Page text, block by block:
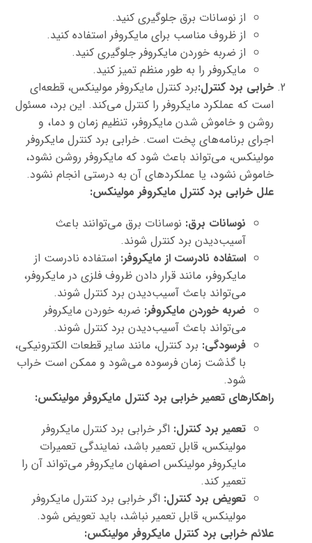
از نوسانات برق جلوگیری کنید.
از ظروف مناسب برای مایکروفر استفاده کنید.
از ضربه خوردن مایکروفر جلوگیری کنید.
مایکروفر را به طور منظم تمیز کنید.
خرابی برد کنترل:برد کنترل مایکروفر مولینکس، قطعه‌ای
است که عملکرد مایکروفر را کنترل می‌کند. این برد، مسئول
روشن و خاموش شدن مایکروفر، تنظیم زمان و دما، و
اجرای برنامه‌های پخت است. خرابی برد کنترل مایکروفر
مولینکس، می‌تواند باعث شود که مایکروفر روشن نشود،
خاموش نشود، یا عملکردهای آن به درستی انجام نشود.
علل خرابی برد کنترل مایکروفر مولینکس:
نوسانات برق: نوسانات برق می‌توانند باعث
آسیب‌دیدن برد کنترل شوند.
استفاده نادرست از مایکروفر: استفاده نادرست از
مایکروفر، مانند قرار دادن ظروف فلزی در مایکروفر،
می‌تواند باعث آسیب‌دیدن برد کنترل شوند.
ضربه خوردن مایکروفر: ضربه خوردن مایکروفر
می‌تواند باعث آسیب‌دیدن برد کنترل شوند.
فرسودگی: برد کنترل، مانند سایر قطعات الکترونیکی،
با گذشت زمان فرسوده می‌شود و ممکن است خراب
شود.
راهکارهای تعمیر خرابی برد کنترل مایکروفر مولینکس:
تعمیر برد کنترل: اگر خرابی برد کنترل مایکروفر
مولینکس، قابل تعمیر باشد، نمایندگی تعمیرات
مایکروفر مولینکس اصفهان مایکروفر می‌تواند آن را
تعمیر کند.
تعویض برد کنترل: اگر خرابی برد کنترل مایکروفر
مولینکس، قابل تعمیر نباشد، باید تعویض شود.
علائم خرابی برد کنترل مایکروفر مولینکس: